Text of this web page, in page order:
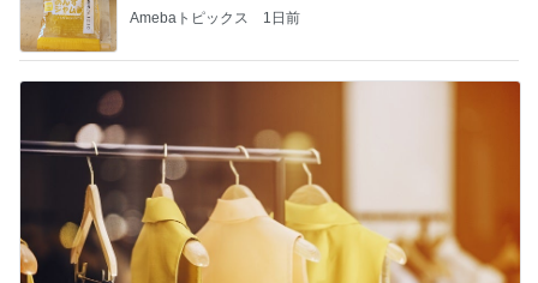
Amebaトピックス 1日前